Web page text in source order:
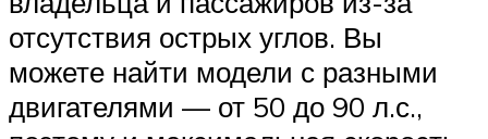
отсутствия острых углов. Вы
можете найти модели с разными
двигателями — от 50 до 90 л.с.,